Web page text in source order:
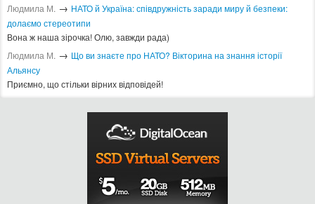
Людмила М. → ​НАТО й Україна: співдружність заради миру й безпеки:
долаємо стереотипи
Вона ж наша зірочка! Олю, завжди рада)
Людмила М. → Що ви знаєте про НАТО? Вікторина на знання історії
Альянсу ​
Приємно, що стільки вірних відповідей!